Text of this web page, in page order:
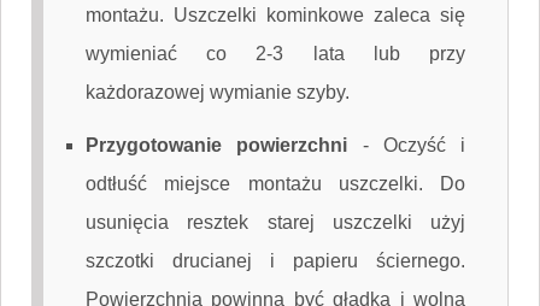
montażu. Uszczelki kominkowe zaleca się
wymieniać co 2-3 lata lub przy
każdorazowej wymianie szyby.
Przygotowanie powierzchni - Oczyść i
odtłuść miejsce montażu uszczelki. Do
usunięcia resztek starej uszczelki użyj
szczotki drucianej i papieru ściernego.
Powierzchnia powinna być gładka i wolna